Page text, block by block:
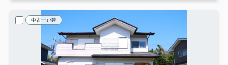
中古一戸建